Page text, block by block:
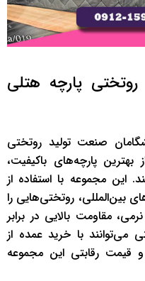
روتختی پارچه هتلی
صنعت تولید روتختی
بهترین پارچه‌های باکیفیت،
این مجموعه با استفاده از
بین‌المللی، روتختی‌هایی را
مقاومت بالایی در برابر
می‌توانند با خرید عمده از
قیمت رقابتی این مجموعه